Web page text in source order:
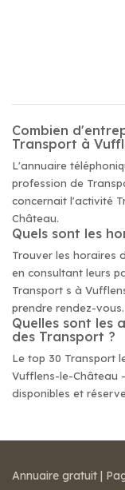
Combien
Transport à
L'annuaire
profession de
concernait l'activité
Château.
Quels sont les
Trouver les horaires
en consultant leurs
Transport s à
prendre rendez-vous.
Quelles sont les
des Transport ?
Le top 30 Transport
Vufflens-le-Château
disponibles et
Annuaire gratuit |